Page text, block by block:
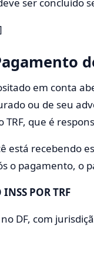
em conta
ou de seu
TRF, que é
está recebendo
o pagamento,
POR TRF
DF, com